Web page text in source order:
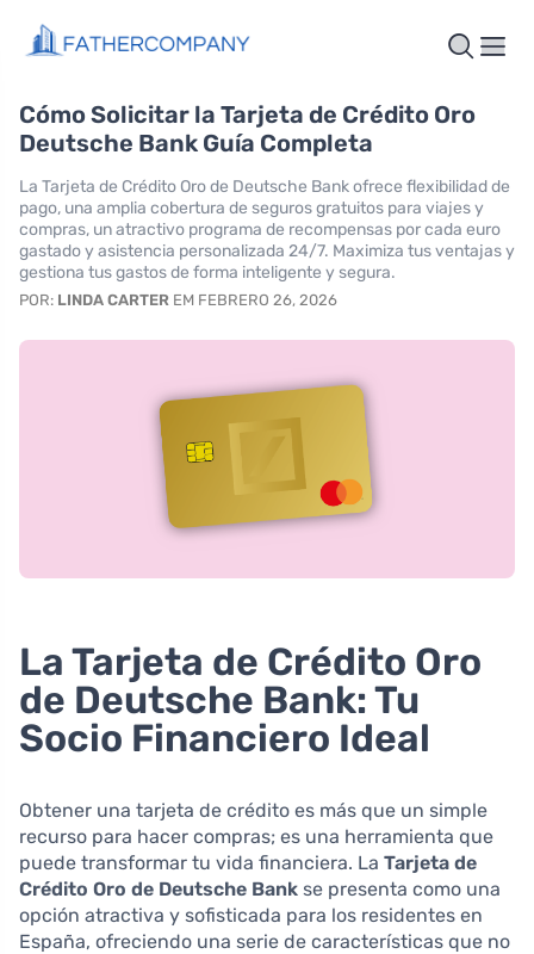
Cómo Solicitar la Tarjeta de Crédito Oro
Deutsche Bank Guía Completa
La Tarjeta de Crédito Oro de Deutsche Bank ofrece flexibilidad de
pago, una amplia cobertura de seguros gratuitos para viajes y
compras, un atractivo programa de recompensas por cada euro
gastado y asistencia personalizada 24/7. Maximiza tus ventajas y
gestiona tus gastos de forma inteligente y segura.
POR: LINDA CARTER EM FEBRERO 26, 2026
La Tarjeta de Crédito Oro
de Deutsche Bank: Tu
Socio Financiero Ideal
Obtener una tarjeta de crédito es más que un simple
recurso para hacer compras; es una herramienta que
puede transformar tu vida financiera. La Tarjeta de
Crédito Oro de Deutsche Bank se presenta como una
opción atractiva y sofisticada para los residentes en
España, ofreciendo una serie de características que no